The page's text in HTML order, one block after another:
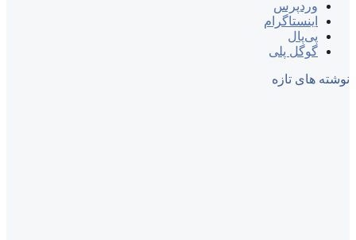
وردپرس
اینستاگرام
پی‌پال
گوگل پلی
نوشته های تازه